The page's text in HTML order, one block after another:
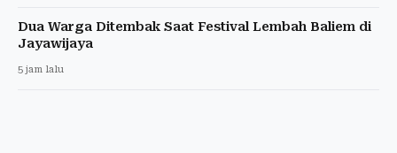
Dua Warga Ditembak Saat Festival Lembah Baliem di
Jayawijaya
5 jam lalu